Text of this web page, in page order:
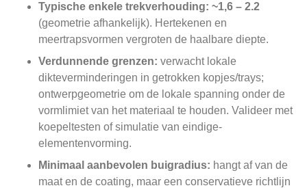
Typische enkele trekverhouding: ~1,6 – 2.2
(geometrie afhankelijk). Hertekenen en
meertrapsvormen vergroten de haalbare diepte.
Verdunnende grenzen: verwacht lokale
dikteverminderingen in getrokken kopjes/trays;
ontwerpgeometrie om de lokale spanning onder de
vormlimiet van het materiaal te houden. Valideer met
koepeltesten of simulatie van eindige-
elementenvorming.
Minimaal aanbevolen buigradius: hangt af van de
maat en de coating, maar een conservatieve richtlijn